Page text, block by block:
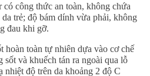
công thức an toàn, không chứa
trẻ; độ bám dính vừa phải, không
đau khi gỡ.
hoàn toàn tự nhiên dựa vào cơ chế
sốt và khuếch tán ra ngoài qua lỗ
độ trên da khoảng 2 độ C